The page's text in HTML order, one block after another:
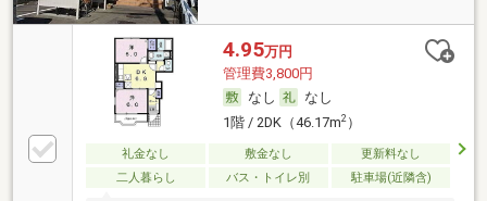
4.95万円
管理費3,800円
なし
なし
1階 / 2DK（46.17m2）
礼金なし 敷金なし
更新料なし
二人暮らし
バス・トイレ別 駐車場(近隣含)